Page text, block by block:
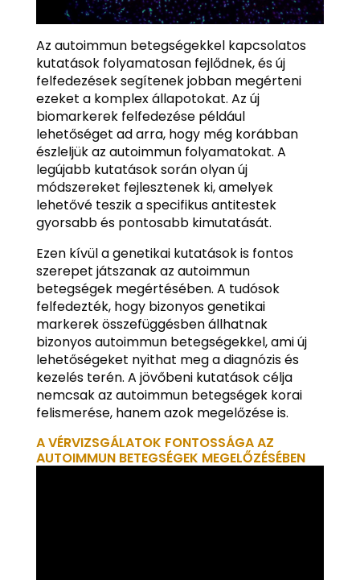
Az autoimmun betegségekkel kapcsolatos
kutatások folyamatosan fejlődnek, és új
felfedezések segítenek jobban megérteni
ezeket a komplex állapotokat. Az új
biomarkerek felfedezése például
lehetőséget ad arra, hogy még korábban
észleljük az autoimmun folyamatokat. A
legújabb kutatások során olyan új
módszereket fejlesztenek ki, amelyek
lehetővé teszik a specifikus antitestek
gyorsabb és pontosabb kimutatását.
Ezen kívül a genetikai kutatások is fontos
szerepet játszanak az autoimmun
betegségek megértésében. A tudósok
felfedezték, hogy bizonyos genetikai
markerek összefüggésben állhatnak
bizonyos autoimmun betegségekkel, ami új
lehetőségeket nyithat meg a diagnózis és
kezelés terén. A jövőbeni kutatások célja
nemcsak az autoimmun betegségek korai
felismerése, hanem azok megelőzése is.
A VÉRVIZSGÁLATOK FONTOSSÁGA AZ
AUTOIMMUN BETEGSÉGEK MEGELŐZÉSÉBEN